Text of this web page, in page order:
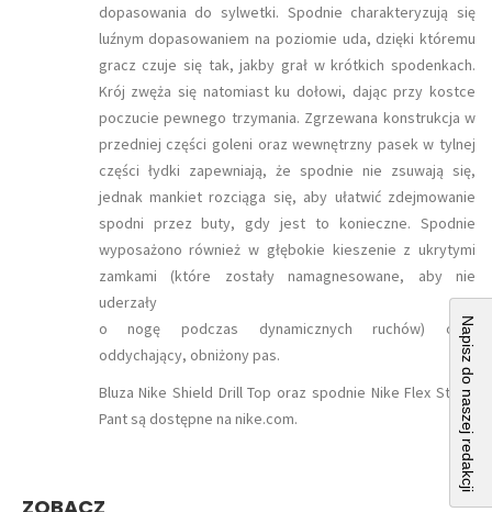
dopasowania do sylwetki. Spodnie charakteryzują się
luźnym dopasowaniem na poziomie uda, dzięki któremu
gracz czuje się tak, jakby grał w krótkich spodenkach.
Krój zwęża się natomiast ku dołowi, dając przy kostce
poczucie pewnego trzymania. Zgrzewana konstrukcja w
przedniej części goleni oraz wewnętrzny pasek w tylnej
części łydki zapewniają, że spodnie nie zsuwają się,
jednak mankiet rozciąga się, aby ułatwić zdejmowanie
spodni przez buty, gdy jest to konieczne. Spodnie
wyposażono również w głębokie kieszenie z ukrytymi
zamkami (które zostały namagnesowane, aby nie
uderzały
o nogę podczas dynamicznych ruchów) oraz
oddychający, obniżony pas.
Bluza Nike Shield Drill Top oraz spodnie Nike Flex Strike
Pant są dostępne na nike.com.
Napisz do naszej redakcji